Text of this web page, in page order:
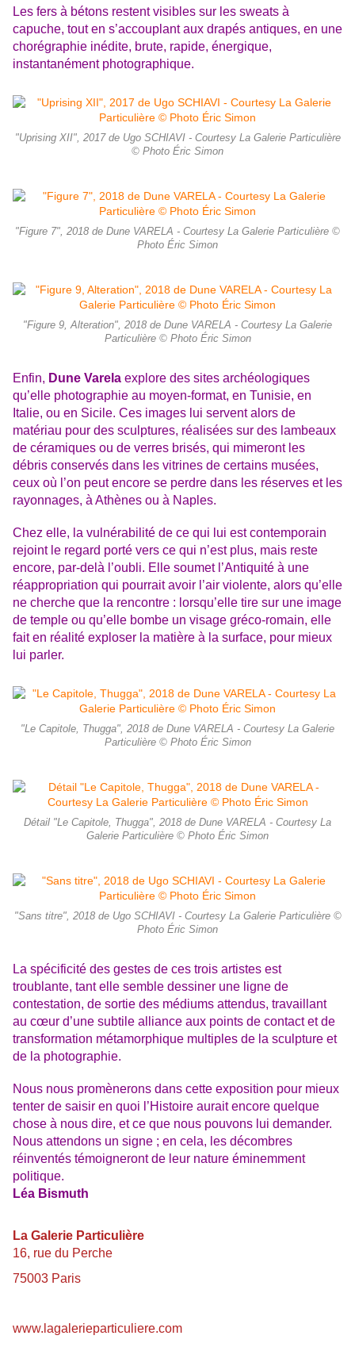
Les fers à bétons restent visibles sur les sweats à
capuche, tout en s’accouplant aux drapés antiques, en une
chorégraphie inédite, brute, rapide, énergique,
instantanément photographique.
"Uprising XII", 2017 de Ugo SCHIAVI - Courtesy La Galerie Particulière
© Photo Éric Simon
"Figure 7", 2018 de Dune VARELA - Courtesy La Galerie Particulière ©
Photo Éric Simon
"Figure 9, Alteration", 2018 de Dune VARELA - Courtesy La Galerie
Particulière © Photo Éric Simon
Enfin, Dune Varela explore des sites archéologiques
qu’elle photographie au moyen-format, en Tunisie, en
Italie, ou en Sicile. Ces images lui servent alors de
matériau pour des sculptures, réalisées sur des lambeaux
de céramiques ou de verres brisés, qui mimeront les
débris conservés dans les vitrines de certains musées,
ceux où l’on peut encore se perdre dans les réserves et les
rayonnages, à Athènes ou à Naples.
Chez elle, la vulnérabilité de ce qui lui est contemporain
rejoint le regard porté vers ce qui n’est plus, mais reste
encore, par-delà l’oubli. Elle soumet l’Antiquité à une
réappropriation qui pourrait avoir l’air violente, alors qu’elle
ne cherche que la rencontre : lorsqu’elle tire sur une image
de temple ou qu’elle bombe un visage gréco-romain, elle
fait en réalité exploser la matière à la surface, pour mieux
lui parler.
"Le Capitole, Thugga", 2018 de Dune VARELA - Courtesy La Galerie
Particulière © Photo Éric Simon
Détail "Le Capitole, Thugga", 2018 de Dune VARELA - Courtesy La
Galerie Particulière © Photo Éric Simon
"Sans titre", 2018 de Ugo SCHIAVI - Courtesy La Galerie Particulière ©
Photo Éric Simon
La spécificité des gestes de ces trois artistes est
troublante, tant elle semble dessiner une ligne de
contestation, de sortie des médiums attendus, travaillant
au cœur d’une subtile alliance aux points de contact et de
transformation métamorphique multiples de la sculpture et
de la photographie.
Nous nous promènerons dans cette exposition pour mieux
tenter de saisir en quoi l’Histoire aurait encore quelque
chose à nous dire, et ce que nous pouvons lui demander.
Nous attendons un signe ; en cela, les décombres
réinventés témoigneront de leur nature éminemment
politique.
Léa Bismuth
La Galerie Particulière
16, rue du Perche
75003 Paris
www.lagalerieparticuliere.com